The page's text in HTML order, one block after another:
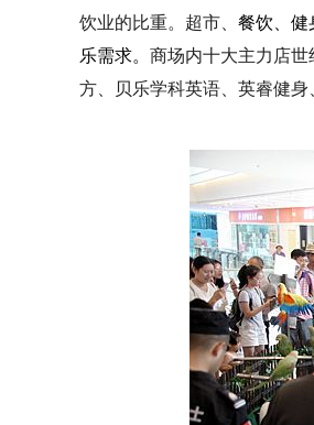
饮业的比重。超市、 餐饮、健
乐需求。 商场内十大主力店
方、贝乐学科英语、英睿健身